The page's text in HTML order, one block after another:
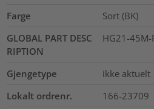
Farge
Sort (BK)
GLOBAL PART DESC
RIPTION
HG21-45M-
Gjengetype
ikke aktuelt
Lokalt ordrenr.
166-23709